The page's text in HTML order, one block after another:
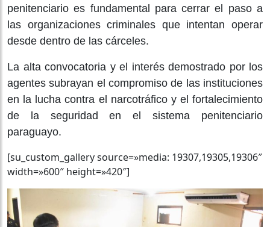
penitenciario es fundamental para cerrar el paso a
las organizaciones criminales que intentan operar
desde dentro de las cárceles.
La alta convocatoria y el interés demostrado por los
agentes subrayan el compromiso de las instituciones
en la lucha contra el narcotráfico y el fortalecimiento
de la seguridad en el sistema penitenciario
paraguayo.
[su_custom_gallery source=»media: 19307,19305,19306″
width=»600″ height=»420″]